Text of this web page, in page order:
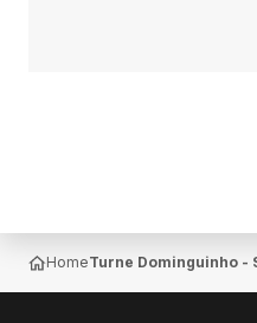
HomeTurne Dominguinho -